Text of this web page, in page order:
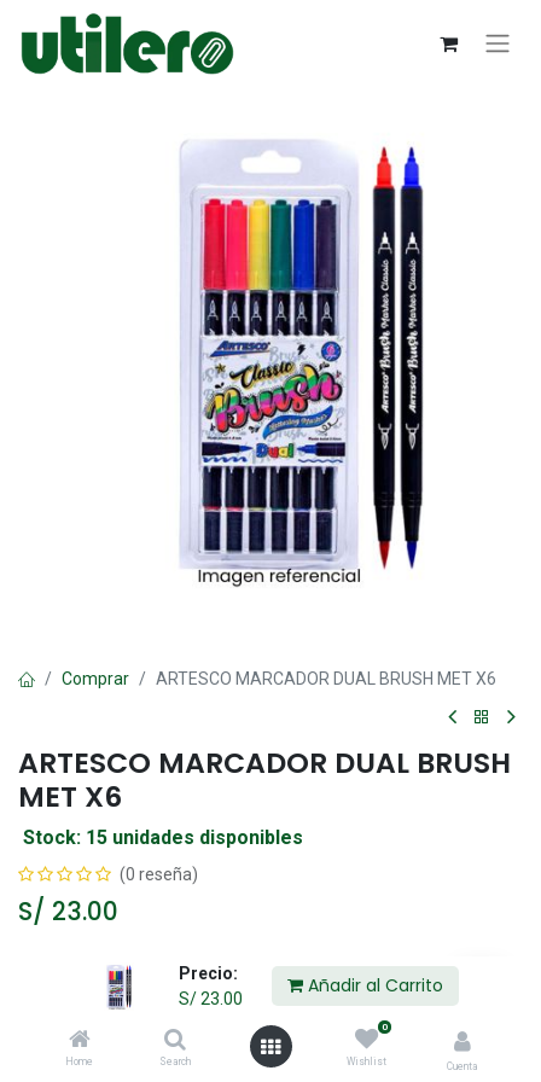
Precio:
S/23.00
Añadir al Carrito
Home Search
0
Wishlist Cuenta
Comprar ARTESCO MARCADOR DUAL BRUSH MET X6
ARTESCO MARCADOR DUAL BRUSH
MET X6
Stock: 15 unidades disponibles
(0 reseña)
S/ 23.00
Añadir al Carrito
Agregar a la lista de deseos